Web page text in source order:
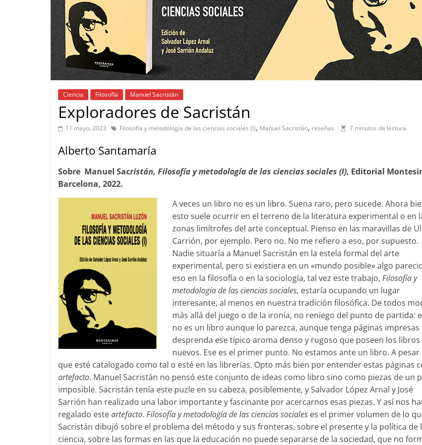
Ciencia Filosofía Manuel Sacristán
Exploradores de Sacristán
11 mayo, 2023 Filosofía y metodología de las ciencias sociales (I), Manuel Sacristán, reseñas 7 minutos de lectura
Alberto Santamaría
Sobre Manuel Sacristán, Filosofía y metodología de las ciencias sociales (I), Editorial
Barcelona, 2022.
A veces un libro no es un libro. Suena raro, pero sucede. Ahora
esto suele ocurrir en el terreno de la literatura experimental o en
zonas limítrofes del arte conceptual. Pienso en las maravillas de
Carrión, por ejemplo. Pero no. No me refiero a eso, por supuesto.
Nadie situaría a Manuel Sacristán en la estela formal del arte
experimental, pero si existiera en un «mundo posible» algo
eso en la filosofía o en la sociología, tal vez este trabajo, Filosofía y
metodología de las ciencias sociales, estaría ocupando un lugar
interesante, al menos en nuestra tradición filosófica. De todos
más allá del juego o de la ironía, no reniego del punto de partida:
no es un libro aunque lo parezca, aunque tenga páginas impresas
desprenda ese típico aroma denso y rugoso que poseen los libros
nuevos. Ese es el primer punto. No estamos ante un libro. A pesar
que esté catalogado como tal o esté en las librerías. Opto más bien por entender estas páginas
artefacto. Manuel Sacristán no pensó este conjunto de ideas como libro sino como piezas de un
imposible. Sacristán tenía este puzle en su cabeza, posiblemente, y Salvador López Arnal y José
Sarrión han realizado una labor importante y fascinante por acercarnos esas piezas. Y así nos
regalado esteartefacto. Filosofía y metodología de las ciencias sociales es el primer volumen de lo
Sacristán dibujó sobre el problema del método y sus fronteras, sobre el presente y la política de
ciencia, sobre las formas en las que la educación no puede separarse de la sociedad, que no